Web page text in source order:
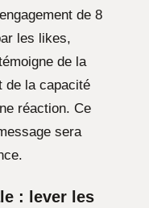
de 8
les likes,
de la
de la capacité
réaction. Ce
sera
: lever les